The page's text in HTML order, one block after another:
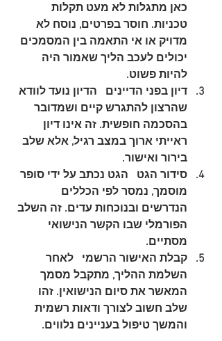
כאן מתגלות לא מעט תקלות
טכניות. חוסר בפרטים, נוסח לא
מדויק או אי התאמה בין המסמכים
יכולים לעכב הליך שאמור היה
להיות פשוט.
דיון בפני הדיינים
   הדיון נועד לוודא
שהרצון להתגרש קיים ושמדובר
בהסכמה חופשית. זה אינו דיון
ראייתי ארוך במצב רגיל, אלא שלב
בירור ואישור.
סידור הגט
   הגט נכתב על ידי סופר
מוסמך, נמסר לפי הכללים
הנדרשים ובנוכחות עדים. זה השלב
הפורמלי שבו הקשר הנישואי
מסתיים.
קבלת האישור הרשמי
   לאחר
השלמת ההליך, מתקבל מסמך
המאשר את סיום הנישואין. זהו
שלב חשוב לצורך ודאות רשמית
והמשך טיפול בעניינים נלווים.